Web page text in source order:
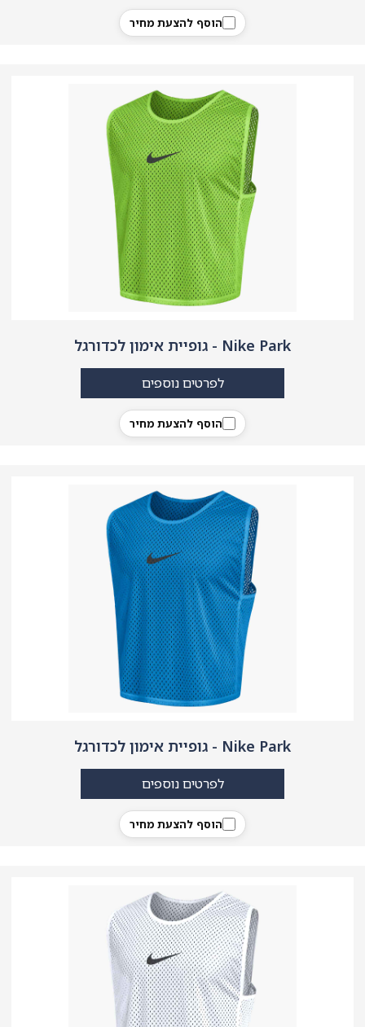
הוסף להצעת מחיר
Nike Park - גופיית אימון לכדורגל
הוסף להצעת מחיר
לפרטים נוספים
Nike Park - גופיית אימון לכדורגל
הוסף להצעת מחיר
לפרטים נוספים